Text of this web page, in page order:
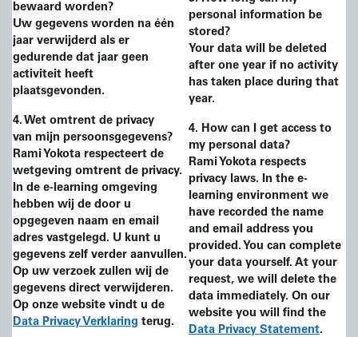
bewaard worden?
Uw gegevens worden na één
jaar verwijderd als er
gedurende dat jaar geen
activiteit heeft
plaatsgevonden.
4. Wet omtrent de privacy
van mijn persoonsgegevens?
Rami Yokota respecteert de
wetgeving omtrent de privacy.
In de e-learning omgeving
hebben wij de door u
opgegeven naam en email
adres vastgelegd. U kunt u
gegevens zelf verder aanvullen.
Op uw verzoek zullen wij de
gegevens direct verwijderen.
Op onze website vindt u de
Data Privacy Verklaring terug.
personal information be
stored?
Your data will be deleted
after one year if no activity
has taken place during that
year.
4. How can I get access to
my personal data?
Rami Yokota respects
privacy laws. In the e-
learning environment we
have recorded the name
and email address you
provided. You can complete
your data yourself. At your
request, we will delete the
data immediately. On our
website you will find the
Data Privacy Statement.